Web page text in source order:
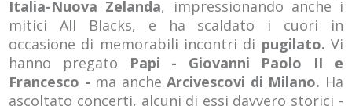
Italia-Nuova Zelanda, impressionando anche i
mitici All Blacks, e ha scaldato i cuori in
occasione di memorabili incontri di pugilato. Vi
hanno pregato
Papi - Giovanni Paolo II e
Francesco - ma anche Arcivescovi di Milano. Ha
ascoltato concerti, alcuni di essi davvero storici -